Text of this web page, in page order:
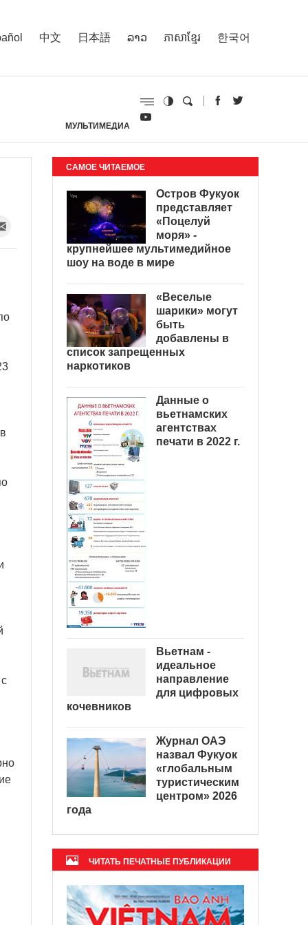
中文 日本語 ລາວ ភាសាខ្មែរ 한국어
МУЛЬТИМЕДИА
САМОЕ ЧИТАЕМОЕ
Остров Фукуок
представляет
«Поцелуй
моря» -
крупнейшее мультимедийное
шоу на воде в мире
«Веселые
шарики» могут
быть
добавлены в
список запрещенных
наркотиков
Данные о
вьетнамских
агентствах
печати в 2022 г.
Вьетнам -
идеальное
направление
для цифровых
кочевников
Журнал ОАЭ
назвал Фукуок
«глобальным
туристическим
центром» 2026
года
ЧИТАТЬ ПЕЧАТНЫЕ ПУБЛИКАЦИИ